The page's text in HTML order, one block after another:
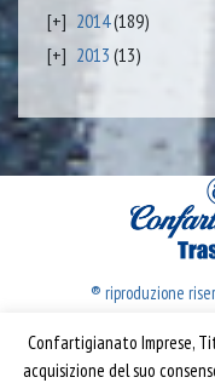
2014(189)
2013 (13)
® riproduzione
Confartigianato Imprese,
acquisizione del suo